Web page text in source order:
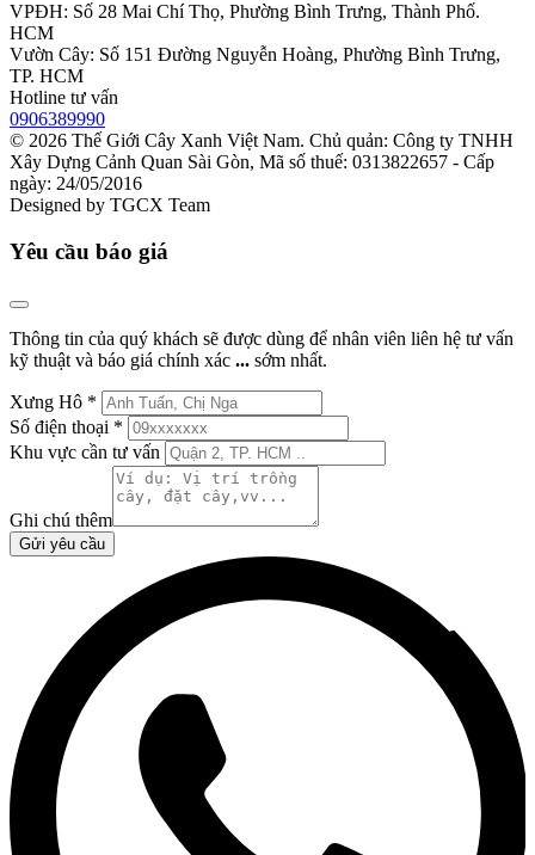
VPĐH: Số 28 Mai Chí Thọ, Phường Bình Trưng, Thành Phố.
HCM
Vườn Cây: Số 151 Đường Nguyễn Hoàng, Phường Bình Trưng,
TP. HCM
Hotline tư vấn
0906389990
© 2026 Thế Giới Cây Xanh Việt Nam. Chủ quản: Công ty TNHH
Xây Dựng Cảnh Quan Sài Gòn, Mã số thuế: 0313822657 - Cấp
ngày: 24/05/2016
Designed by TGCX Team
Yêu cầu báo giá
Thông tin của quý khách sẽ được dùng để nhân viên liên hệ tư vấn
kỹ thuật và báo giá chính xác ... sớm nhất.
Xưng Hô *
Số điện thoại *
Khu vực cần tư vấn
Ghi chú thêm
Gửi yêu cầu